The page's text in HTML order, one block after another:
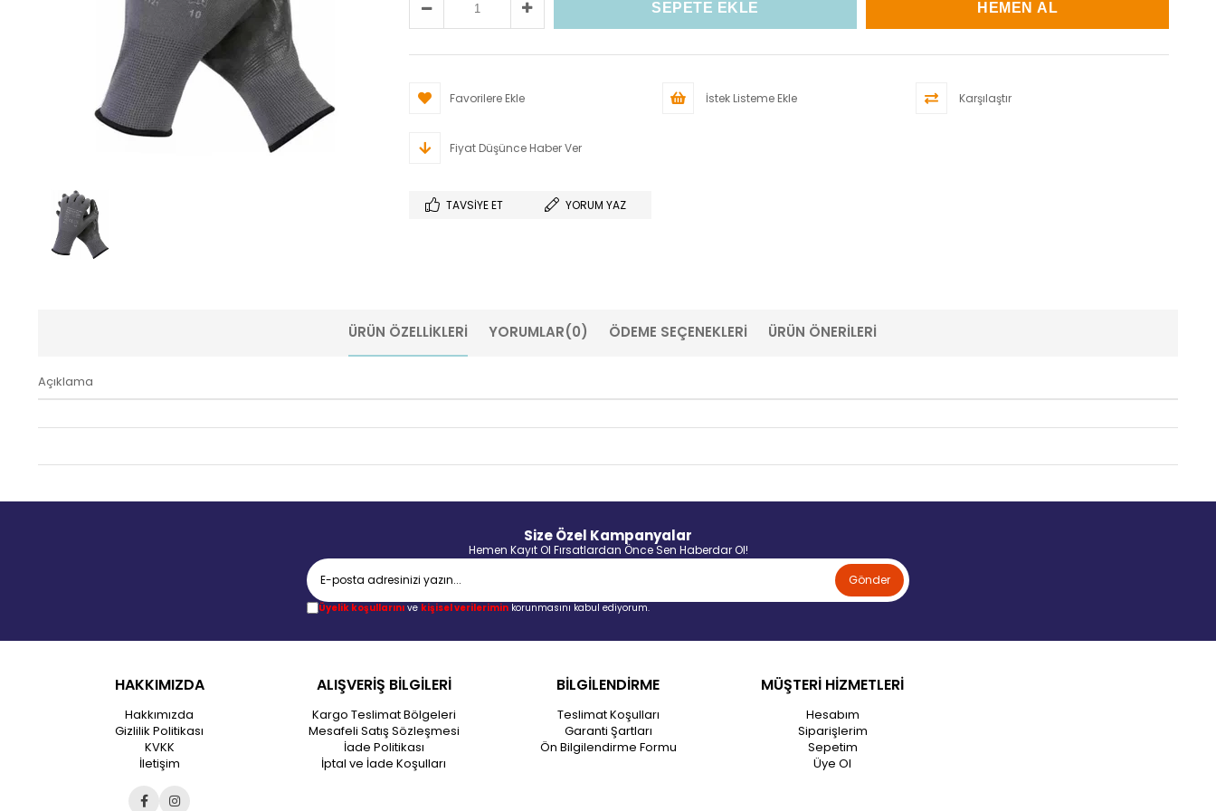
Favorilere Ekle İstek Listeme Ekle Karşılaştır
Fiyat Düşünce Haber Ver
TAVSIYE ET YORUM YAZ
ÜRÜN ÖZELLIKLERI YORUMLAR(0) ÖDEME SEÇENEKLERI ÜRÜN ÖNERILERI
Açıklama
Size Özel Kampanyalar
Hemen Kayıt Ol Fırsatlardan Önce Sen Haberdar Ol!
Gönder
Üyelik koşullarınıve kişisel verileriminkorunmasını kabul ediyorum.
HAKKIMIZDA
Hakkımızda
Gizlilik Politikası
KVKK
İletişim
ALIŞVERİŞ BİLGİLERİ
Kargo Teslimat Bölgeleri
Mesafeli Satış Sözleşmesi
İade Politikası
İptal ve İade Koşulları
BİLGİLENDİRME
Teslimat Koşulları
Garanti Şartları
Ön Bilgilendirme Formu
MÜŞTERİ HİZMETLERİ
Hesabım
Siparişlerim
Sepetim
Üye Ol